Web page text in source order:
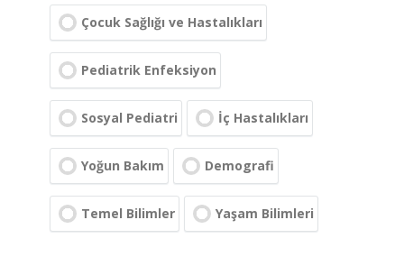
Çocuk Sağlığı ve Hastalıkları
Pediatrik Enfeksiyon
Sosyal Pediatri İç Hastalıkları
Yoğun Bakım Demografi
Temel Bilimler Yaşam Bilimleri